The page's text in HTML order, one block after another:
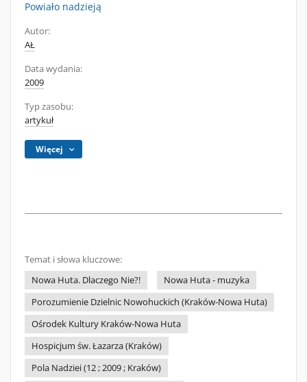
Powiało nadzieją
Autor:
AŁ
Data wydania:
2009
Typ zasobu:
artykuł
Więcej
Temat i słowa kluczowe:
Nowa Huta. Dlaczego Nie?!
Nowa Huta - muzyka
Porozumienie Dzielnic Nowohuckich (Kraków-Nowa Huta)
Ośrodek Kultury Kraków-Nowa Huta
Hospicjum św. Łazarza (Kraków)
Pola Nadziei (12 ; 2009 ; Kraków)